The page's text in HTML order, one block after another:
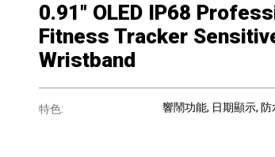
0.91" OLED IP68
Fitness Tracker
Wristband
特色: 響鬧功能, 日期顯示, 防